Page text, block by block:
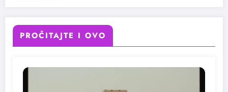
PROČITAJTE I OVO